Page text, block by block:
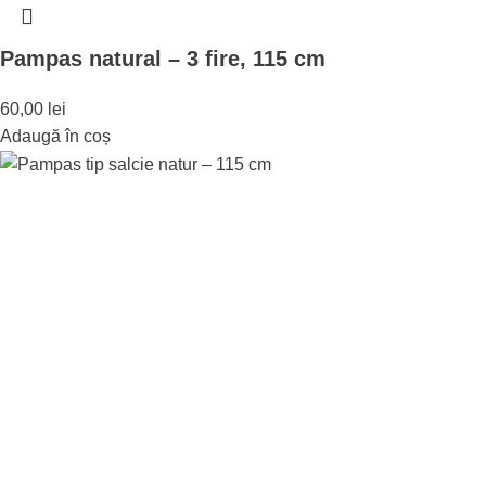
Pampas natural – 3 fire, 115 cm
60,00 lei
Adaugă în coș